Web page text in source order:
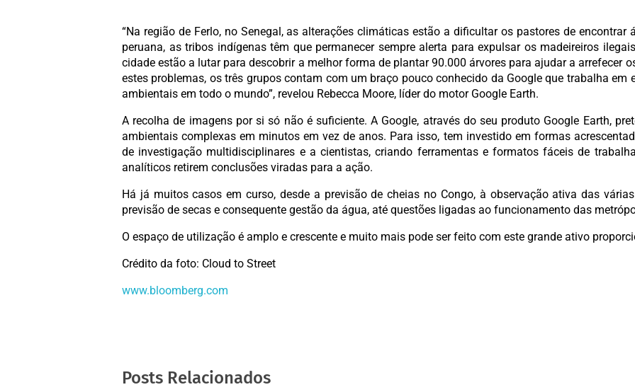
“Na região de Ferlo, no Senegal, as alterações climáticas estão a dificultar os pastores de encontrar
peruana, as tribos indígenas têm que permanecer sempre alerta para expulsar os madeireiros
cidade estão a lutar para descobrir a melhor forma de plantar 90.000 árvores para ajudar a arrefecer
estes problemas, os três grupos contam com um braço pouco conhecido da Google que trabalha em
ambientais em todo o mundo”, revelou Rebecca Moore, líder do motor Google Earth.
A recolha de imagens por si só não é suficiente. A Google, através do seu produto Google Earth,
ambientais complexas em minutos em vez de anos. Para isso, tem investido em formas
de investigação multidisciplinares e a cientistas, criando ferramentas e formatos fáceis de
analíticos retirem conclusões viradas para a ação.
Há já muitos casos em curso, desde a previsão de cheias no Congo, à observação ativa das
previsão de secas e consequente gestão da água, até questões ligadas ao funcionamento das
O espaço de utilização é amplo e crescente e muito mais pode ser feito com este grande ativo
Crédito da foto: Cloud to Street
www.bloomberg.com
Posts Relacionados